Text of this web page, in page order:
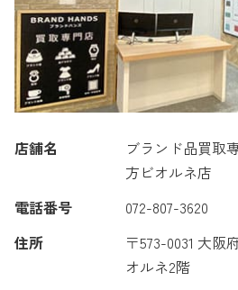
店舗名
ブランド品買取
方ビオルネ店
電話番号
072-807-3620
住所
〒573-0031 大阪
オルネ2階